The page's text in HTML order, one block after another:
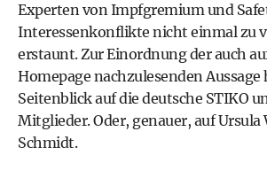
Experten von Impfgremium und
Interessenkonflikte nicht einmal zu
erstaunt. Zur Einordnung der auch
Homepage nachzulesenden
Seitenblick auf die deutsche STIKO
Mitglieder. Oder, genauer, auf
Schmidt.